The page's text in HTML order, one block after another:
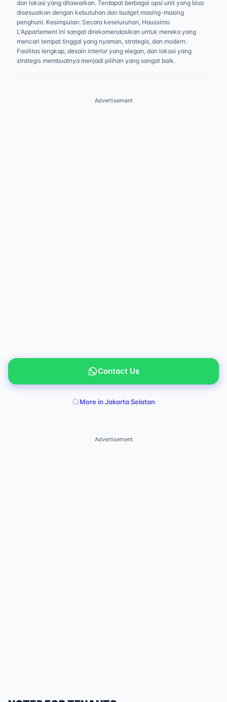
dan lokasi yang ditawarkan. Terdapat berbagai opsi unit yang bisa
disesuaikan dengan kebutuhan dan budget masing-masing
penghuni. Kesimpulan: Secara keseluruhan, Haussimo
L'Appartement ini sangat direkomendasikan untuk mereka yang
mencari tempat tinggal yang nyaman, strategis, dan modern.
Fasilitas lengkap, desain interior yang elegan, dan lokasi yang
strategis membuatnya menjadi pilihan yang sangat baik.
Advertisement
Contact Us
More in Jakarta Selatan
Advertisement